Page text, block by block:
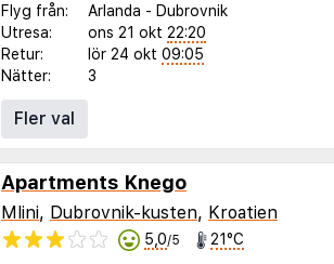
Flyg från: Arlanda - Dubrovnik
Utresa:
ons 21 okt 22:20
Retur:
lör 24 okt 09:05
Nätter:
3
Fler val
Apartments Knego
Mlini, Dubrovnik-kusten, Kroatien
5,0/5 21°C